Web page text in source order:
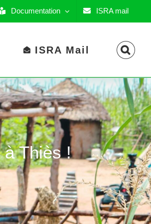
Documentation ISRA mail
ISRA Mail
à Thiès !